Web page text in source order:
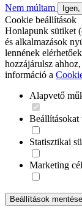
Nem múltam
Cookie beállítások
Honlapunk sütiket
és alkalmazások
lennének
hozzájárulsz
információ a
Alapvető
Beállításokat
Statisztikai
Marketing
Beállítások mentése